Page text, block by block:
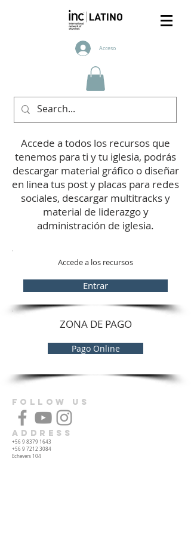
Acceso
Accede a todos los recursos que
tenemos para ti y tu iglesia, podrás
descargar material gráfico o diseñar
en linea tus post y placas para redes
sociales, descargar multitracks y
material de liderazgo y
administración de iglesia.
Accede a los recursos
Entrar
ZONA DE PAGO
Pago Online
FOLLOW US
ADDRESS
+56 9 8379 1643
+56 9 7212 3084
Echevers 104